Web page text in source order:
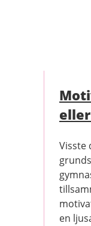
Visste
en